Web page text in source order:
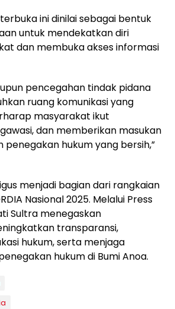
ini dinilai sebagai bentuk
untuk mendekatkan diri
dan membuka akses informasi
pencegahan tindak pidana
ruang komunikasi yang
masyarakat ikut
dan memberikan masukan
penegakan hukum yang bersih,”
menjadi bagian dari rangkaian
Nasional 2025. Melalui Press
Sultra menegaskan
transparansi,
hukum, serta menjaga
hukum di Bumi Anoa.